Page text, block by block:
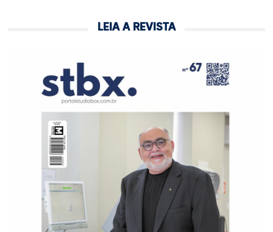
LEIA A REVISTA